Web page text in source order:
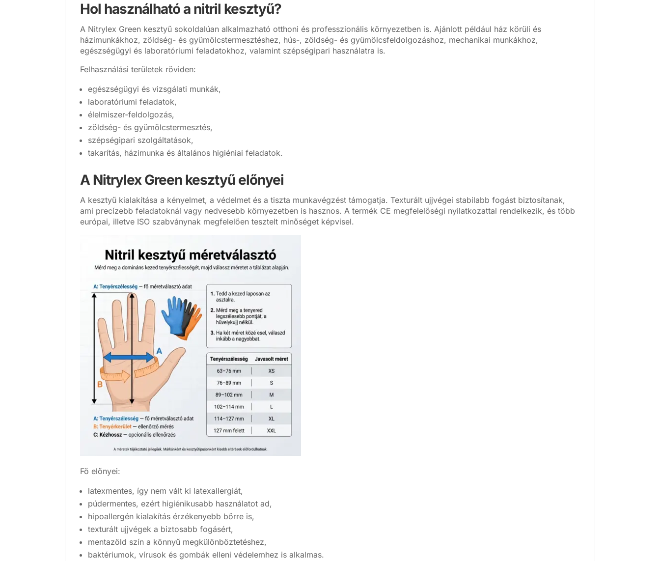
Hol használható a nitril kesztyű?
A Nitrylex Green kesztyű sokoldalúan alkalmazható otthoni és professzionális környezetben is. Ajánlott például ház körüli és
házimunkákhoz, zöldség- és gyümölcstermesztéshez, hús-, zöldség- és gyümölcsfeldolgozáshoz, mechanikai munkákhoz,
egészségügyi és laboratóriumi feladatokhoz, valamint szépségipari használatra is.
Felhasználási területek röviden:
egészségügyi és vizsgálati munkák,
laboratóriumi feladatok,
élelmiszer-feldolgozás,
zöldség- és gyümölcstermesztés,
szépségipari szolgáltatások,
takarítás, házimunka és általános higiéniai feladatok.
A Nitrylex Green kesztyű előnyei
A kesztyű kialakítása a kényelmet, a védelmet és a tiszta munkavégzést támogatja. Texturált ujjvégei stabilabb fogást biztosítanak,
ami precízebb feladatoknál vagy nedvesebb környezetben is hasznos. A termék CE megfelelőségi nyilatkozattal rendelkezik, és több
európai, illetve ISO szabványnak megfelelően tesztelt minőséget képvisel.
Fő előnyei:
latexmentes, így nem vált ki latexallergiát,
púdermentes, ezért higiénikusabb használatot ad,
hipoallergén kialakítás érzékenyebb bőrre is,
texturált ujjvégek a biztosabb fogásért,
mentazöld szín a könnyű megkülönböztetéshez,
baktériumok, vírusok és gombák elleni védelemhez is alkalmas.